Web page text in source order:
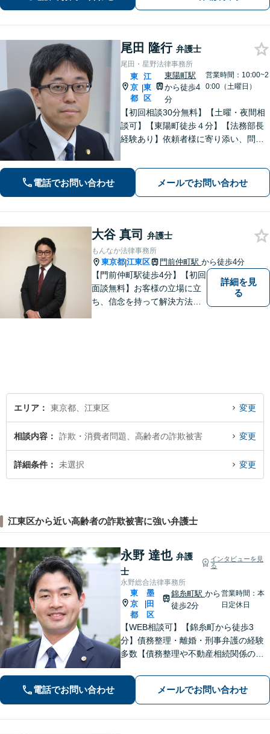
尾田 隆行 弁護士
尾田・星野法律事務所
東
京
都
|
江
東
区
東陽町駅
から徒歩4
分
営業時間：10:00~2
0:00（土曜日）
【初回相談30分無料】【土曜・夜間相
談可】【東陽町徒歩４分】【法務部長
経験あり】依頼者様に寄り添い、問題
働・刑事・債権回収・借金・企業法務
などお困りの際はどうぞご相談くださ
電話でお問い合わせ メールでお問い合わせ
大谷 真司 弁護士
もんなか法律事務所
東京都|江東区 門前仲町駅 から徒歩4分
【門前仲町駅徒歩4分】【初回
面談無料】お客様の立場に立
ち、信念を持って解決方法を
詳細を見
る
エリア 東京都、江東区 変更
相談内容 詐欺・消費者問題、高齢者の詐欺被害 変更
詳細条件 未選択 変更
江東区から近い高齢者の詐欺被害に強い弁護士
永野 達也 弁護
士
インタビューを見
る
永野総合法律事務所
東
京
都
墨
田
区
錦糸町駅 から
徒歩2分
営業時間：本
日定休日
【WEB相談可】【錦糸町から徒歩3
分】債務整理・離婚・刑事弁護の経験
多数【債務整理や不動産相続関係の著
談ください【LINEで連絡可】【夜間・
休日面談可】【完全個室】【法テラス
利用可】
電話でお問い合わせ メールでお問い合わせ